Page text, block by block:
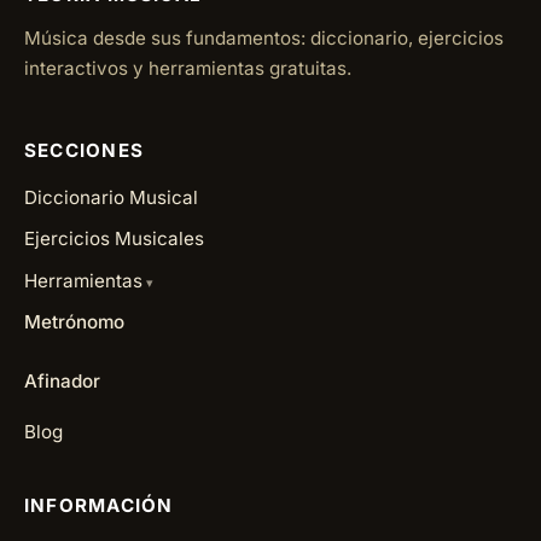
Música desde sus fundamentos: diccionario, ejercicios
interactivos y herramientas gratuitas.
SECCIONES
Diccionario Musical
Ejercicios Musicales
Herramientas
Metrónomo
Afinador
Blog
INFORMACIÓN